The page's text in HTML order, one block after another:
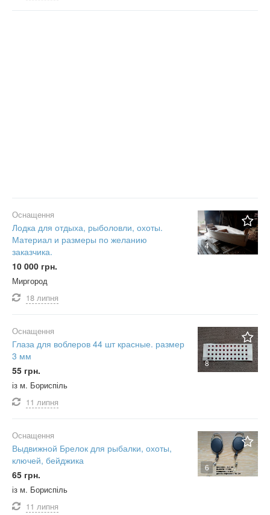
4
Оснащення
Лодка для отдыха, рыболовли, охоты.
Материал и размеры по желанию
заказчика.
10 000 грн.
Миргород
18 липня
8
Оснащення
Глаза для воблеров 44 шт красные. размер
3 мм
55 грн.
із м. Бориспіль
11 липня
6
Оснащення
Выдвижной Брелок для рыбалки, охоты,
ключей, бейджика
65 грн.
із м. Бориспіль
11 липня